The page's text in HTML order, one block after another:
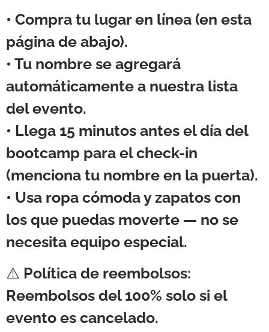
• Compra tu lugar en línea (en esta
página de abajo).
• Tu nombre se agregará
automáticamente a nuestra lista
del evento.
• Llega 15 minutos antes el día del
bootcamp para el check-in
(menciona tu nombre en la puerta).
• Usa ropa cómoda y zapatos con
los que puedas moverte — no se
necesita equipo especial.
⚠️ Política de reembolsos:
Reembolsos del 100% solo si el
evento es cancelado.